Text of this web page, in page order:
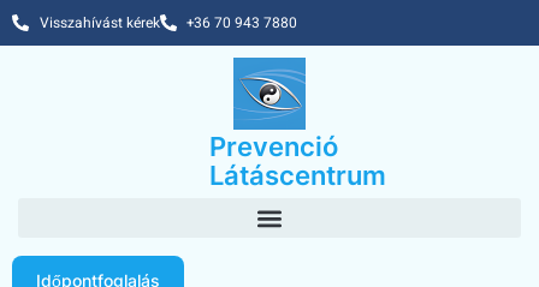
Visszahívást kérek +36 70 943 7880
Prevenció
Látáscentrum
Időpontfoglalás